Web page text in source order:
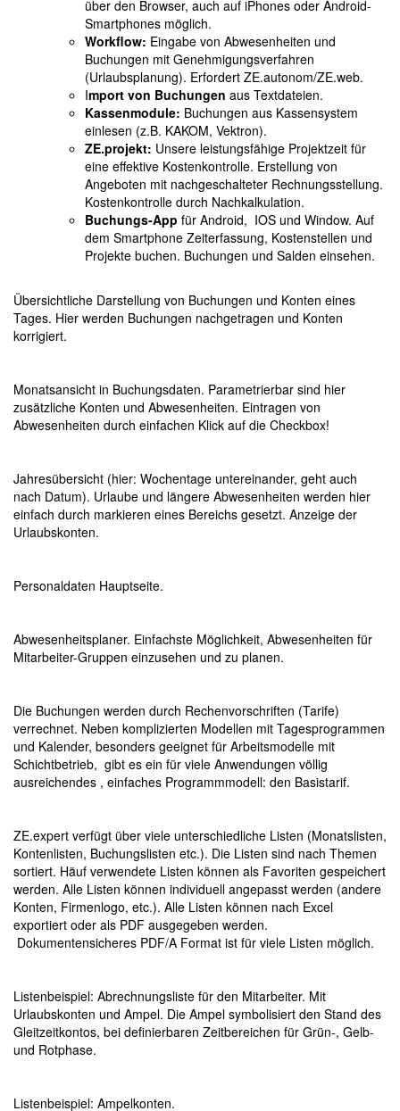
über den Browser, auch auf iPhones oder Android-
Smartphones möglich.
Workflow: Eingabe von Abwesenheiten und
Buchungen mit Genehmigungsverfahren
(Urlaubsplanung). Erfordert ZE.autonom/ZE.web.
Import von Buchungen aus Textdateien.
Kassenmodule: Buchungen aus Kassensystem
einlesen (z.B. KAKOM, Vektron).
ZE.projekt: Unsere leistungsfähige Projektzeit für
eine effektive Kostenkontrolle. Erstellung von
Angeboten mit nachgeschalteter Rechnungsstellung.
Kostenkontrolle durch Nachkalkulation.
Buchungs-App für Android, IOS und Window. Auf
dem Smartphone Zeiterfassung, Kostenstellen und
Projekte buchen. Buchungen und Salden einsehen.
Übersichtliche Darstellung von Buchungen und Konten eines
Tages. Hier werden Buchungen nachgetragen und Konten
korrigiert.
Monatsansicht in Buchungsdaten. Parametrierbar sind hier
zusätzliche Konten und Abwesenheiten. Eintragen von
Abwesenheiten durch einfachen Klick auf die Checkbox!
Jahresübersicht (hier: Wochentage untereinander, geht auch
nach Datum). Urlaube und längere Abwesenheiten werden hier
einfach durch markieren eines Bereichs gesetzt. Anzeige der
Urlaubskonten.
Personaldaten Hauptseite.
Abwesenheitsplaner. Einfachste Möglichkeit, Abwesenheiten für
Mitarbeiter-Gruppen einzusehen und zu planen.
Die Buchungen werden durch Rechenvorschriften (Tarife)
verrechnet. Neben komplizierten Modellen mit Tagesprogrammen
und Kalender, besonders geeignet für Arbeitsmodelle mit
Schichtbetrieb, gibt es ein für viele Anwendungen völlig
ausreichendes , einfaches Programmmodell: den Basistarif.
ZE.expert verfügt über viele unterschiedliche Listen (Monatslisten,
Kontenlisten, Buchungslisten etc.). Die Listen sind nach Themen
sortiert. Häuf verwendete Listen können als Favoriten gespeichert
werden. Alle Listen können individuell angepasst werden (andere
Konten, Firmenlogo, etc.). Alle Listen können nach Excel
exportiert oder als PDF ausgegeben werden.
Dokumentensicheres PDF/A Format ist für viele Listen möglich.
Listenbeispiel: Abrechnungsliste für den Mitarbeiter. Mit
Urlaubskonten und Ampel. Die Ampel symbolisiert den Stand des
Gleitzeitkontos, bei definierbaren Zeitbereichen für Grün-, Gelb-
und Rotphase.
Listenbeispiel: Ampelkonten.